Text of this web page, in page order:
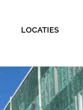
LOCATIES